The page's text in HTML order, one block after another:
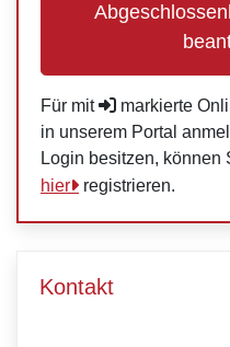
Für mit
markierte
in unserem Portal
Login besitzen, können
hier
registrieren.
Kontakt